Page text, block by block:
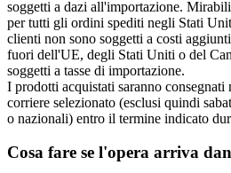
soggetti a dazi all'importazione.
per tutti gli ordini spediti negli Stati
clienti non sono soggetti a costi
fuori dell'UE, degli Stati Uniti o del
soggetti a tasse di importazione.
I prodotti acquistati saranno
corriere selezionato (esclusi quindi
o nazionali) entro il termine indicato
Cosa fare se l'opera arriva